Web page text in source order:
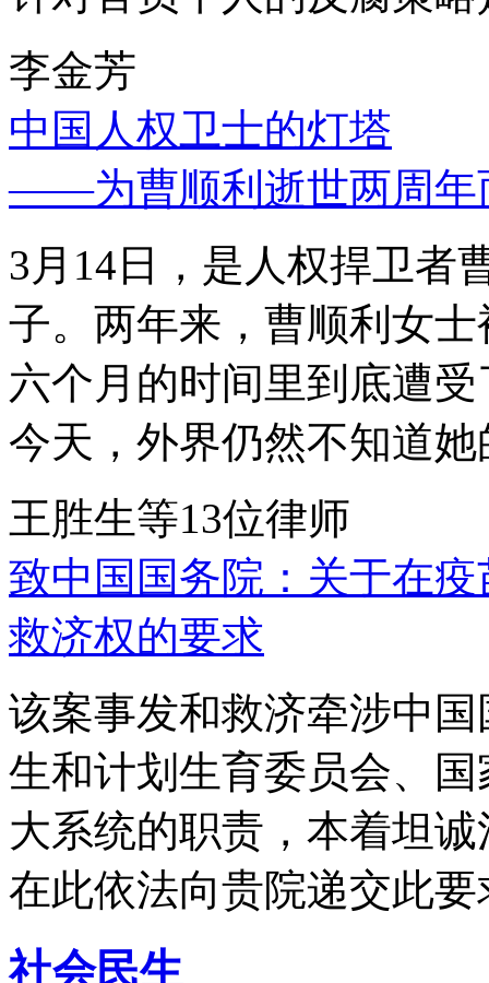
李金芳
中国人权卫士的灯塔
——为曹顺利逝世两周年
3月14日，是人权捍卫者
子。两年来，曹顺利女
六个月的时间里到底遭
今天，外界仍然不知道
王胜生等13位律师
致中国国务院：关于在
救济权的要求
该案事发和救济牵涉中
生和计划生育委员会、
大系统的职责，本着坦
在此依法向贵院递交此要
社会民生